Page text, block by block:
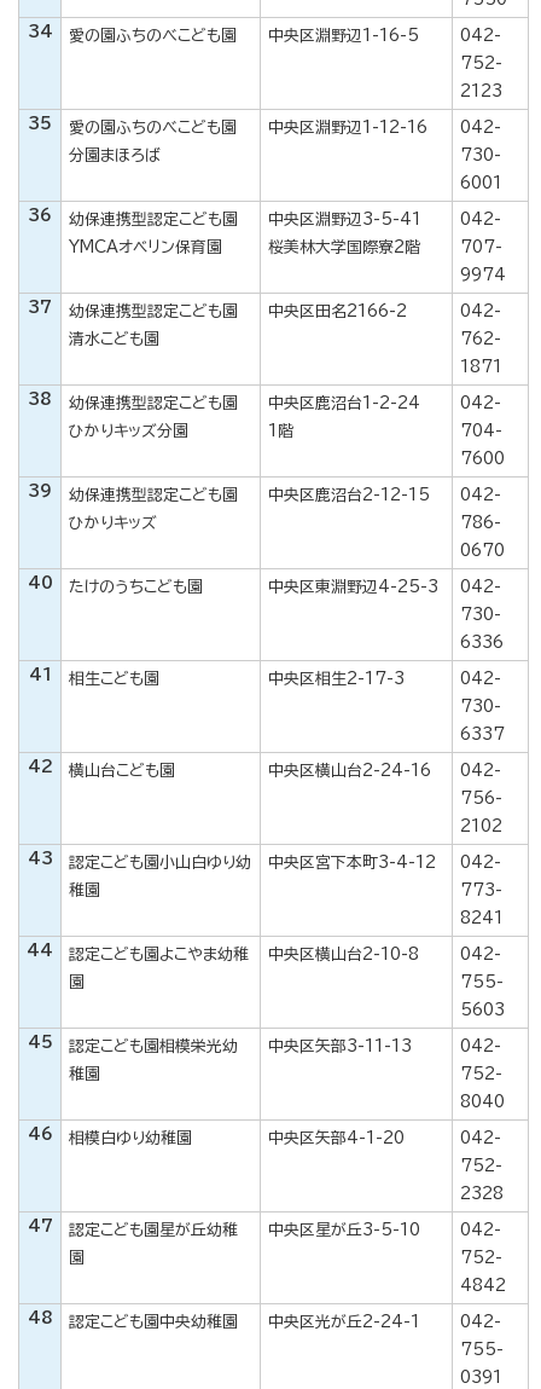
34 愛の園ふちのべこども園 中央区淵野辺1-16-5
042-
752-
2123
35
愛の園ふちのべこども園
分園まほろば
中央区淵野辺1-12-16
042-
730-
6001
36
幼保連携型認定こども園
YMCAオベリン保育園
中央区淵野辺3-5-41
桜美林大学国際寮2階
042-
707-
9974
37
幼保連携型認定こども園
清水こども園
中央区田名2166-2
042-
762-
1871
38
幼保連携型認定こども園
ひかりキッズ分園
中央区鹿沼台1-2-24
1階
042-
704-
7600
39
幼保連携型認定こども園
ひかりキッズ
中央区鹿沼台2-12-15
042-
786-
0670
40 たけのうちこども園 中央区東淵野辺4-25-3
042-
730-
6336
41 相生こども園 中央区相生2-17-3
042-
730-
6337
42 横山台こども園 中央区横山台2-24-16
042-
756-
2102
43
認定こども園小山白ゆり幼
稚園
中央区宮下本町3-4-12
042-
773-
8241
44
認定こども園よこやま幼稚
園
中央区横山台2-10-8
042-
755-
5603
45
認定こども園相模栄光幼
稚園
中央区矢部3-11-13
042-
752-
8040
46 相模白ゆり幼稚園 中央区矢部4-1-20
042-
752-
2328
47
認定こども園星が丘幼稚
園
中央区星が丘3-5-10
042-
752-
4842
48 認定こども園中央幼稚園 中央区光が丘2-24-1
042-
755-
0391